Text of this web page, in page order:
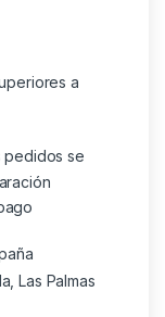
a
pedidos se
Las Palmas